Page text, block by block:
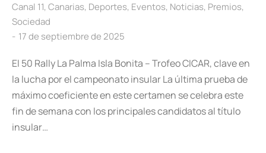
Canal 11, Canarias, Deportes, Eventos, Noticias, Premios,
Sociedad
17 de septiembre de 2025
El 50 Rally La Palma Isla Bonita – Trofeo CICAR, clave en
la lucha por el campeonato insular La última prueba de
máximo coeficiente en este certamen se celebra este
fin de semana con los principales candidatos al título
insular…